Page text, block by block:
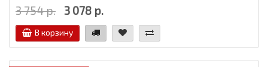
3 754 р. 3 078 р.
В корзину